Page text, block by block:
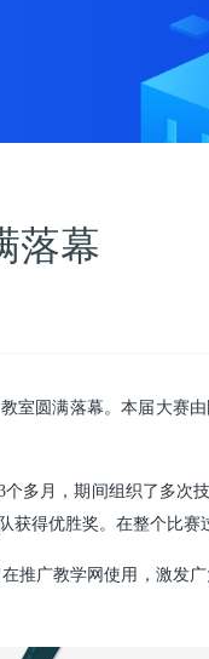
落幕
室圆满落幕。本届大
多月，期间组织了多
得优胜奖。在整个比
推广教学网使用，激发